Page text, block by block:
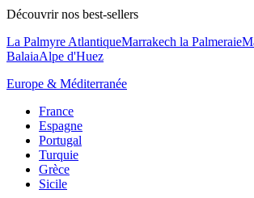
Découvrir nos best-sellers
La Palmyre AtlantiqueMarrakech la Palmeraie
BalaiaAlpe d'Huez
Europe & Méditerranée
France
Espagne
Portugal
Turquie
Grèce
Sicile